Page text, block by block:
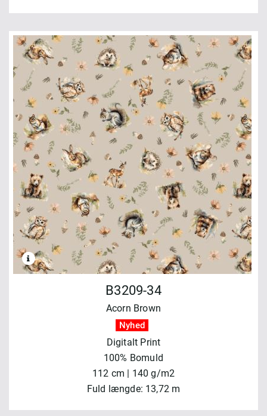
B3209-34
Acorn Brown
Nyhed
Digitalt Print
100% Bomuld
112 cm | 140 g/m2
Fuld længde: 13,72 m